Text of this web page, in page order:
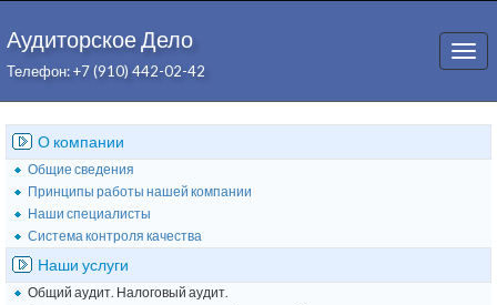
Аудиторское Дело
Телефон: +7 (910) 442-02-42
О компании
Общие сведения
Принципы работы нашей компании
Наши специалисты
Система контроля качества
Наши услуги
Общий аудит. Налоговый аудит.